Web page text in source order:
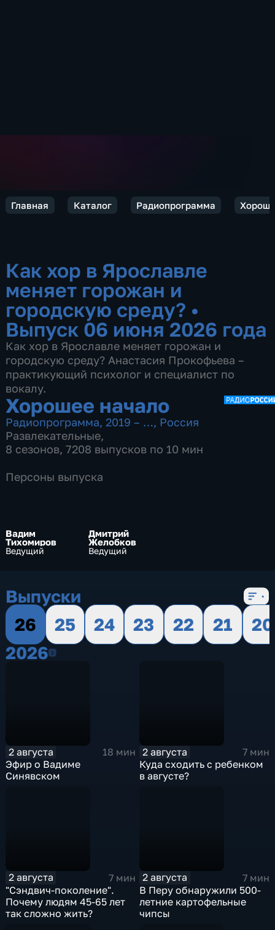
Главная Каталог Радиопрограмма
Как хор в Ярославле
меняет горожан и
городскую среду? •
Выпуск 06 июня 2026 года
Как хор в Ярославле меняет горожан и
городскую среду? Анастасия Прокофьева –
практикующий психолог и специалист по
вокалу.
Хорошее начало
Радиопрограмма, 2019 – …, Россия
Развлекательные,
8 сезонов, 7208 выпусков по 10 мин
Персоны выпуска
Вадим
Тихомиров
Ведущий
Дмитрий
Желобков
Ведущий
Выпуски
26
25 24 23 22 21
20
20262026
2 августа
18 мин
Эфир о Вадиме
Синявском
2 августа
7 мин
Куда сходить с ребенком
в августе?
2 августа
7 мин
"Сэндвич-поколение".
Почему людям 45-65 лет
так сложно жить?
2 августа
7 мин
В Перу обнаружили 500-
летние картофельные
чипсы